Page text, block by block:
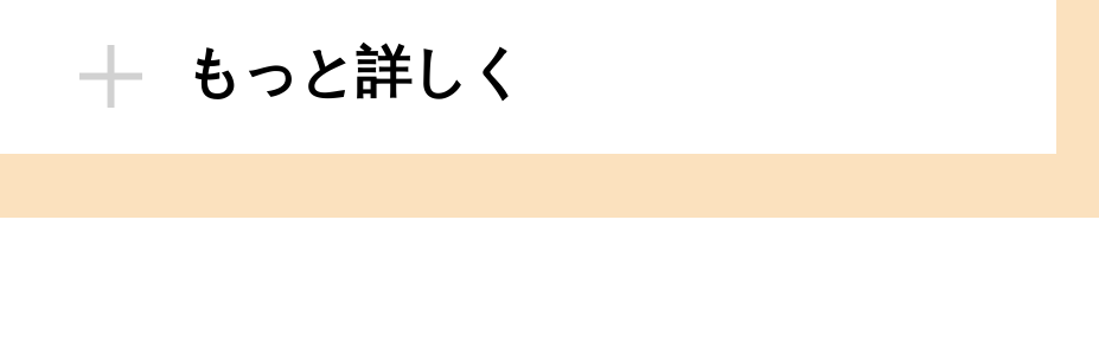
もっと詳しく